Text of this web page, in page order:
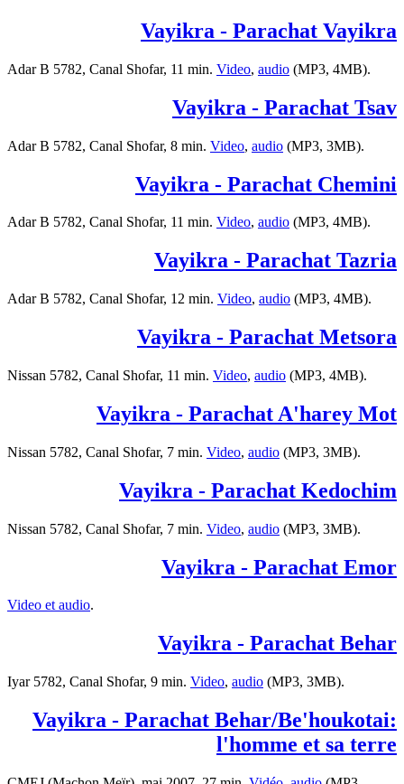
Vayikra - Parachat Vayikra
Adar B 5782, Canal Shofar, 11 min. Video, audio (MP3, 4MB).
Vayikra - Parachat Tsav
Adar B 5782, Canal Shofar, 8 min. Video, audio (MP3, 3MB).
Vayikra - Parachat Chemini
Adar B 5782, Canal Shofar, 11 min. Video, audio (MP3, 4MB).
Vayikra - Parachat Tazria
Adar B 5782, Canal Shofar, 12 min. Video, audio (MP3, 4MB).
Vayikra - Parachat Metsora
Nissan 5782, Canal Shofar, 11 min. Video, audio (MP3, 4MB).
Vayikra - Parachat A'harey Mot
Nissan 5782, Canal Shofar, 7 min. Video, audio (MP3, 3MB).
Vayikra - Parachat Kedochim
Nissan 5782, Canal Shofar, 7 min. Video, audio (MP3, 3MB).
Vayikra - Parachat Emor
Video et audio.
Vayikra - Parachat Behar
Iyar 5782, Canal Shofar, 9 min. Video, audio (MP3, 3MB).
Vayikra - Parachat Behar/Be'houkotai:
l'homme et sa terre